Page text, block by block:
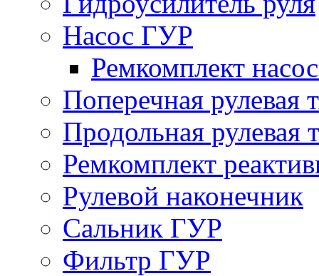
Насос ГУР
Ремкомплект
Поперечная рулевая
Продольная рулевая
Ремкомплект
Рулевой наконечник
Сальник ГУР
Фильтр ГУР